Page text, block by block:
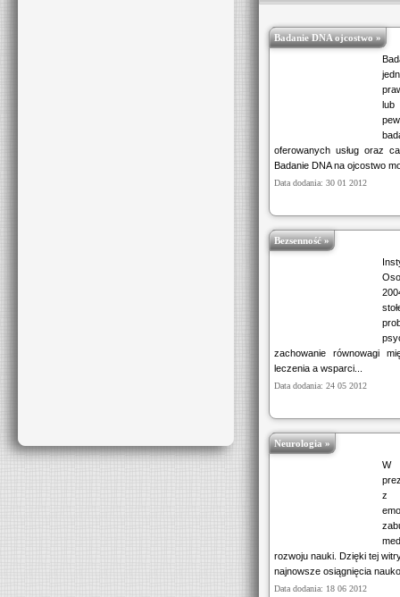
Badanie DNA ojcostwo »
lub
oferowanych usług oraz
Badanie DNA na ojcostwo
Data dodania: 30 01 2012
Bezsenność »
zachowanie równowagi
leczenia a wsparci...
Data dodania: 24 05 2012
Neurologia »
W
z
rozwoju nauki. Dzięki tej
najnowsze osiągnięcia
Data dodania: 18 06 2012